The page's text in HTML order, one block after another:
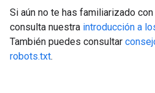
Si aún no te has familiarizado
consulta nuestra introducción a
También puedes consultar
robots.txt.